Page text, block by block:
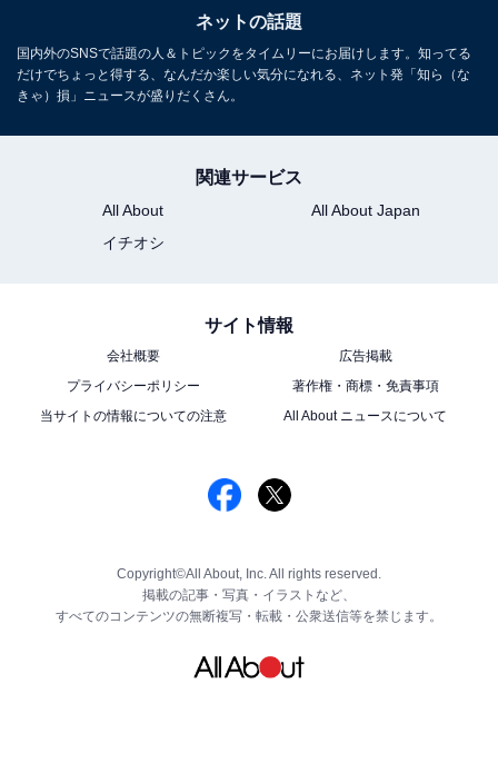
ネットの話題
国内外のSNSで話題の人＆トピックをタイムリーにお届けします。知ってる
だけでちょっと得する、なんだか楽しい気分になれる、ネット発「知ら（な
きゃ）損」ニュースが盛りだくさん。
関連サービス
All About
All About Japan
イチオシ
サイト情報
会社概要
広告掲載
プライバシーポリシー
著作権・商標・免責事項
当サイトの情報についての注意
All About ニュースについて
Copyright©All About, Inc. All rights reserved.
掲載の記事・写真・イラストなど、
すべてのコンテンツの無断複写・転載・公衆送信等を禁じます。